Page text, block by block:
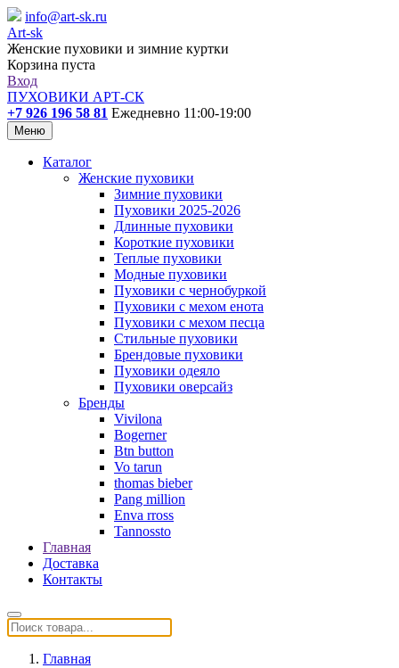
info@art-sk.ru
Art-sk
Женские пуховики и зимние куртки
Корзина пуста
Вход
ПУХОВИКИ АРТ-СК
+7 926 196 58 81 Ежедневно 11:00-19:00
Меню
Каталог
Женские пуховики
Зимние пуховики
Пуховики 2025-2026
Длинные пуховики
Короткие пуховики
Теплые пуховики
Модные пуховики
Пуховики с чернобуркой
Пуховики с мехом енота
Пуховики с мехом песца
Стильные пуховики
Брендовые пуховики
Пуховики одеяло
Пуховики оверсайз
Бренды
Vivilona
Bogerner
Btn button
Vo tarun
thomas bieber
Pang million
Enva rross
Tannossto
Главная
Доставка
Контакты
Главная